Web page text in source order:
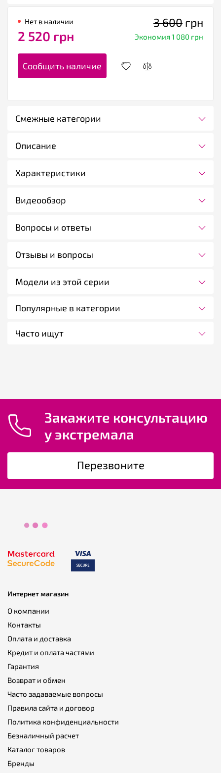
Нет в наличии
2 520 грн
3 600 грн
Экономия 1 080 грн
Сообщить наличие
Смежные категории
Описание
Характеристики
Видеообзор
Вопросы и ответы
Отзывы и вопросы
Модели из этой серии
Популярные в категории
Часто ищут
Закажите консультацию
у экстремала
Перезвоните
Интернет магазин
О компании
Контакты
Оплата и доставка
Кредит и оплата частями
Гарантия
Возврат и обмен
Часто задаваемые вопросы
Правила сайта и договор
Политика конфиденциальности
Безналичный расчет
Каталог товаров
Бренды